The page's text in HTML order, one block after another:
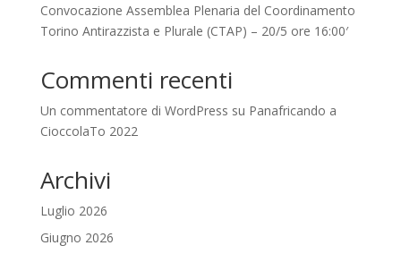
Convocazione Assemblea Plenaria del Coordinamento
Torino Antirazzista e Plurale (CTAP) – 20/5 ore 16:00′
Commenti recenti
Un commentatore di WordPress su Panafricando a
CioccolaTo 2022
Archivi
Luglio 2026
Giugno 2026